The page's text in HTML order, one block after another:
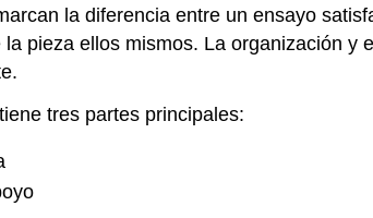
la diferencia entre un ensayo
pieza ellos mismos. La organización
tres partes principales: